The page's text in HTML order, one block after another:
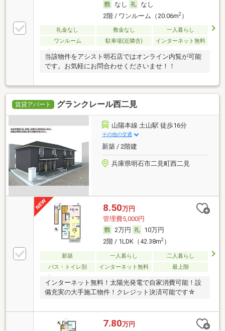
なし
なし
2階 / ワンルーム（20.06m2）
礼金なし 敷金なし
一人暮らし
ワンルーム
駐車場(近隣含) インターネット無料
当該物件をアシスト明石店ではオンライン内覧が可能
です。お気軽にお問合わせくださいませ！！
賃貸アパート グランクレール西二見
山陽本線 土山駅 徒歩16分
その他の交通
新築 / 2階建
兵庫県明石市二見町西二見
8.50万円
管理費5,000円
2万円
10万円
2階 / 1LDK（42.38m2）
新築 一人暮らし
二人暮らし
バス・トイレ別
インターネット無料 最上階
インターネット無料！太陽光発電で自家消費可能！設
備充実の大手施工物件！クレジット決済可能です☆
7.80万円